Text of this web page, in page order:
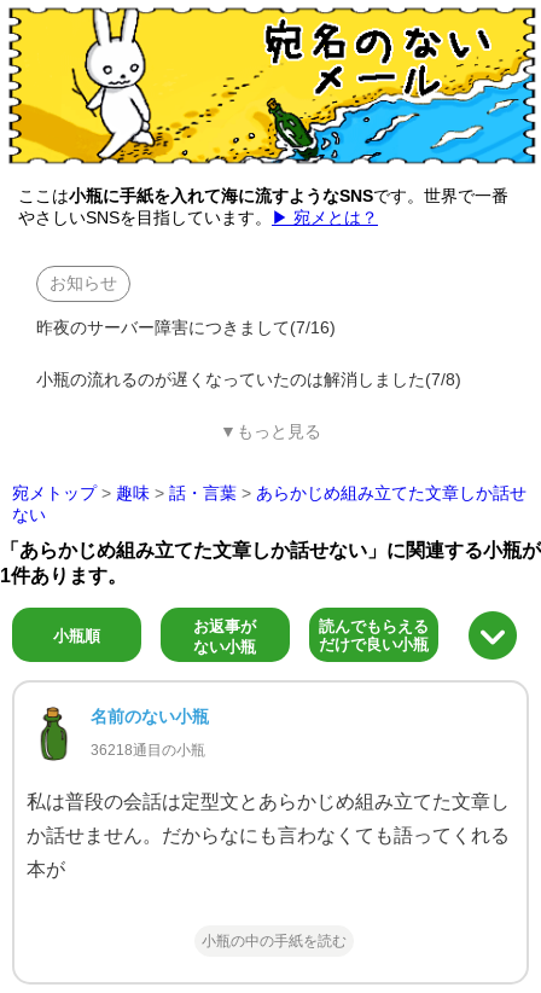
ここは小瓶に手紙を入れて海に流すようなSNSです。世界で一番
やさしいSNSを目指しています。
▶ 宛メとは？
お知らせ
昨夜のサーバー障害につきまして(7/16)
小瓶の流れるのが遅くなっていたのは解消しました(7/8)
▼もっと見る
宛メトップ > 趣味 > 話・言葉 > あらかじめ組み立てた文章しか話せ
ない
「あらかじめ組み立てた文章しか話せない」に関連する小瓶が
1件あります。
小瓶順
お返事が
ない小瓶
読んでもらえる
だけで良い小瓶
名前のない小瓶
36218通目の小瓶
私は普段の会話は定型文とあらかじめ組み立てた文章し
か話せません。だからなにも言わなくても語ってくれる
本が
小瓶の中の手紙を読む